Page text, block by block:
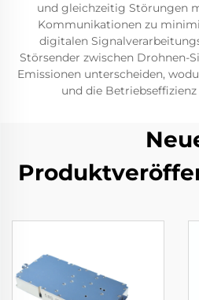
und gleichzeitig Störungen
Kommunikationen zu
digitalen
Störsender zwischen Drohnen-
Emissionen unterscheiden,
und die